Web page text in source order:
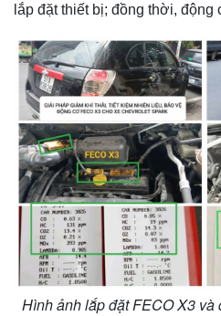
lắp đặt thiết bị; đồng thời,
Hình ảnh lắp đặt FECO X3 và